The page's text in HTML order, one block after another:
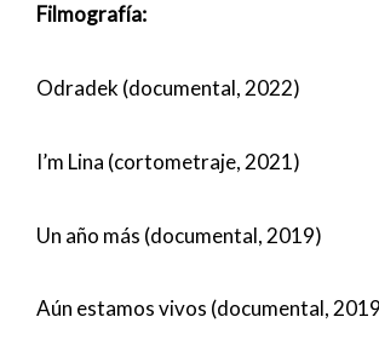
Filmografía:
Odradek (documental, 2022)
I’m Lina (cortometraje, 2021)
Un año más (documental, 2019)
Aún estamos vivos (documental,